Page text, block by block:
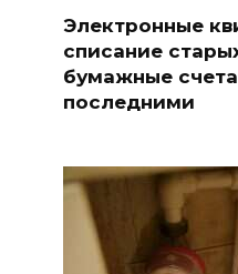
Электронные
списание
бумажные счета
последними